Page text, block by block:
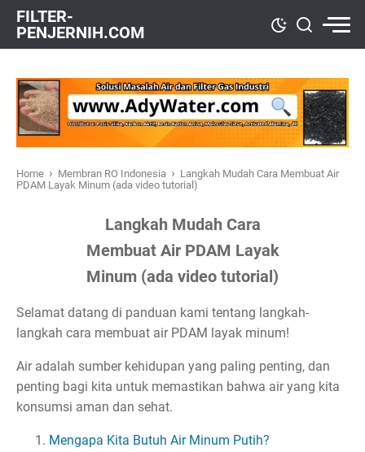
FILTER-
PENJERNIH.COM
Home › Membran RO Indonesia › Langkah Mudah Cara Membuat Air
PDAM Layak Minum (ada video tutorial)
Langkah Mudah Cara
Membuat Air PDAM Layak
Minum (ada video tutorial)
Selamat datang di panduan kami tentang langkah-
langkah cara membuat air PDAM layak minum!
Air adalah sumber kehidupan yang paling penting, dan
penting bagi kita untuk memastikan bahwa air yang kita
konsumsi aman dan sehat.
Mengapa Kita Butuh Air Minum Putih?